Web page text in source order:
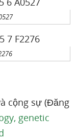
cộng sự (Đăng
genetic